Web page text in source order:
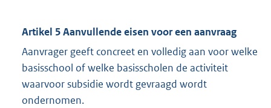
Artikel 5 Aanvullende eisen voor een aanvraag
Aanvrager geeft concreet en volledig aan voor welke
basisschool of welke basisscholen de activiteit
waarvoor subsidie wordt gevraagd wordt
ondernomen.